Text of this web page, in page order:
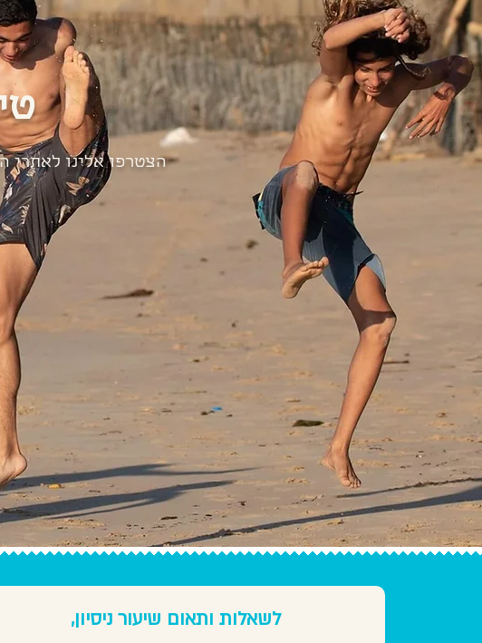
הצטרפו אלינו לאתרי
לשאלות ותאום שיעור ניסיון,